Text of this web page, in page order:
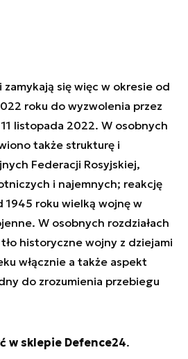
zamykają się więc w okresie od
roku do wyzwolenia przez
listopada 2022. W osobnych
także strukturę i
Federacji Rosyjskiej,
i najemnych; reakcję
1945 roku wielką wojnę w
W osobnych rozdziałach
historyczne wojny z dziejami
włącznie a także aspekt
do zrozumienia przebiegu
w sklepie Defence24.